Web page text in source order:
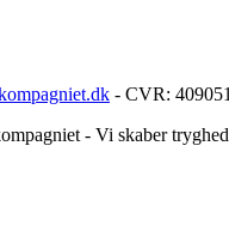
- CVR:
- Vi skaber